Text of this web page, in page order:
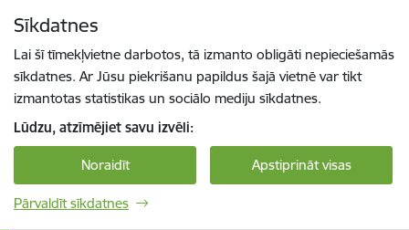
Sīkdatnes
Lai šī tīmekļvietne darbotos, tā izmanto obligāti nepieciešamās
sīkdatnes. Ar Jūsu piekrišanu papildus šajā vietnē var tikt
izmantotas statistikas un sociālo mediju sīkdatnes.
Lūdzu, atzīmējiet savu izvēli:
Noraidīt Apstiprināt visas
Pārvaldīt sīkdatnes